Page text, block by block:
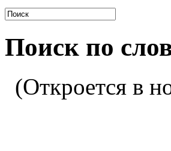
Поиск по
(Откроется в